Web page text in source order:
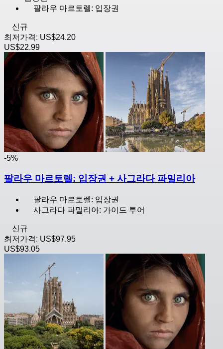
팔라우 마르토렐: 입장권
신규
최저가격: US$24.20
US$22.99
-5%
팔라우 마르토렐: 입장권 + 사그라다 파밀리아
팔라우 마르토렐: 입장권
사그라다 파밀리아: 가이드 투어
신규
최저가격: US$97.95
US$93.05